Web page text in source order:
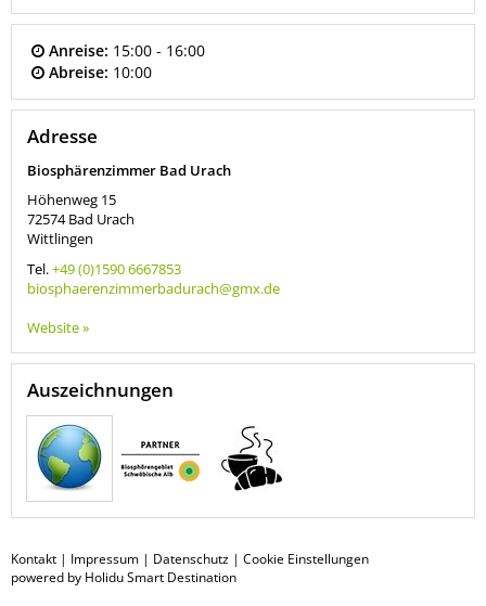
Anreise: 15:00 - 16:00
Abreise: 10:00
Adresse
Biosphärenzimmer Bad Urach
Höhenweg 15
72574 Bad Urach
Wittlingen
Tel.+49 (0)1590 6667853
biosphaerenzimmerbadurach@gmx.de
Website »
Auszeichnungen
Kontakt | Impressum | Datenschutz | Cookie Einstellungen
powered by Holidu Smart Destination